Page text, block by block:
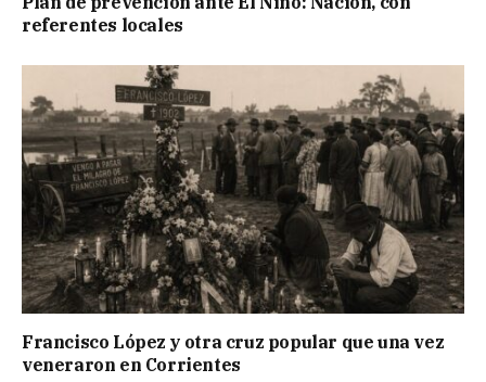
referentes locales
Francisco López y otra cruz popular que una vez
veneraron en Corrientes